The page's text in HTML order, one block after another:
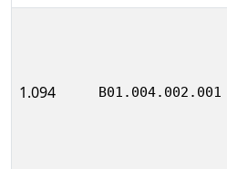
1.094 B01.004.002.001